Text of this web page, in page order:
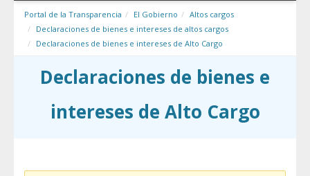
Portal de la Transparencia El Gobierno
Altos cargos
Declaraciones de bienes e intereses de altos cargos
Declaraciones de bienes e intereses de Alto Cargo
Declaraciones de bienes e
intereses de Alto Cargo